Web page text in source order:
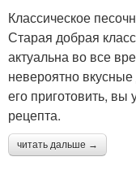
Классическое
Старая добрая
актуальна во все
невероятно
его приготовить, вы
рецепта.
читать дальше →